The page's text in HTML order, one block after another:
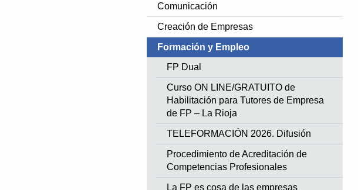
Comunicación
Creación de Empresas
Formación y Empleo
FP Dual
Curso ON LINE/GRATUITO de
Habilitación para Tutores de Empresa
de FP – La Rioja
TELEFORMACIÓN 2026. Difusión
Procedimiento de Acreditación de
Competencias Profesionales
La FP es cosa de las empresas